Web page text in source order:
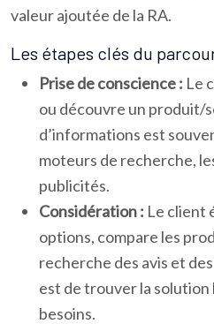
valeur ajoutée de la RA.
Les étapes clés du
Prise de conscience : Le
ou découvre un produit/
d’informations est
moteurs de recherche,
publicités.
Considération : Le client
options, compare les
recherche des avis et
est de trouver la solution
besoins.